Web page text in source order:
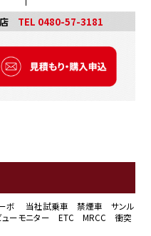
TEL 0480-57-3181
ターボ 当社試乗車 禁煙車 サンル
ューモニター ETC MRCC 衝突